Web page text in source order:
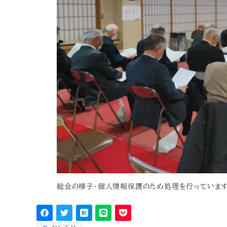
総会の様子・個人情報保護のため処理を行っています